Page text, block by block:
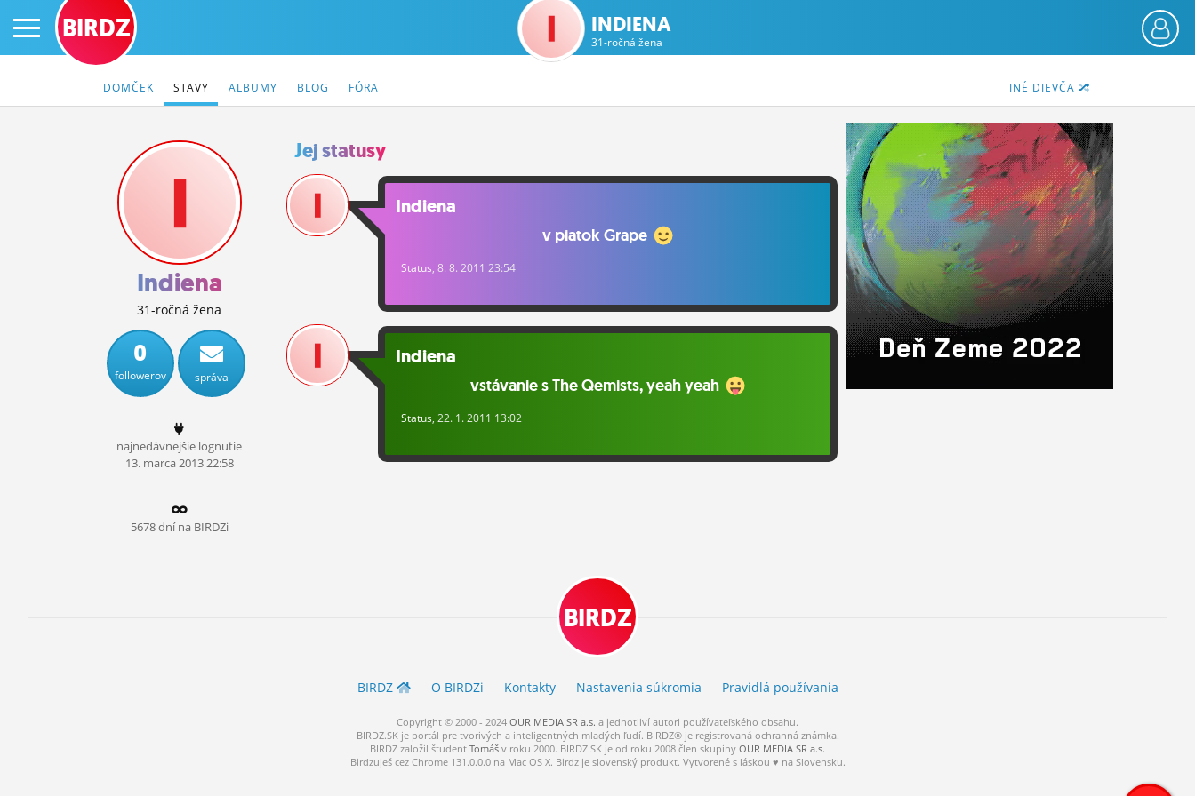
PRIHLÁS SA
ČINŽIAK
FÓRUM
STATUSY
BLOGY
OBRÁZKY
MÔJ PROFIL
ROLETA
BIRDZ INDIENA
31-ročná žena
INÉ DIEVČA
DOMČEK STAVY ALBUMY BLOG FÓRA
Indiena
31-ročná žena
0
followerov správa
najnedávnejšie lognutie
13. marca2013 22:58
5678 dní na BIRDZi
Jej statusy
Indiena
v piatok Grape
Status, 8. 8. 2011 23:54
Indiena
vstávanie s The Qemists, yeah yeah
Status, 22. 1. 2011 13:02
BIRDZ
BIRDZ O BIRDZi Kontakty Nastavenia súkromia Pravidlá používania
Copyright © 2000 - 2024 OUR MEDIA SR a.s. a jednotliví autori používateľského obsahu.
BIRDZ.SK je portál pre tvorivých a inteligentných mladých ľudí. BIRDZ® je registrovaná ochranná známka.
BIRDZ založil študent Tomáš v roku 2000. BIRDZ.SK je od roku 2008 člen skupiny OUR MEDIA SR a.s.
Birdzuješ cez Chrome 131.0.0.0 na Mac OS X. Birdz je slovenský produkt. Vytvorené s láskou ♥ na Slovensku.